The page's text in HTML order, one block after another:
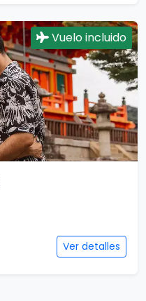
Vuelo incluido
Ver detalles